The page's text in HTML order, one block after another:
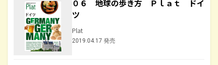
０６ 地球の歩き方 Ｐｌａｔ ドイ
ツ
Plat
2019.04.17 発売